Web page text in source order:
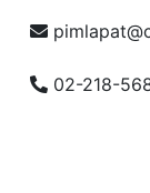
02-218-